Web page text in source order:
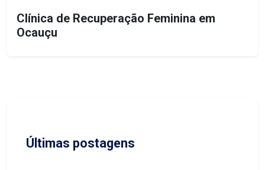
Clínica de Recuperação Feminina em
Ocauçu
Últimas postagens